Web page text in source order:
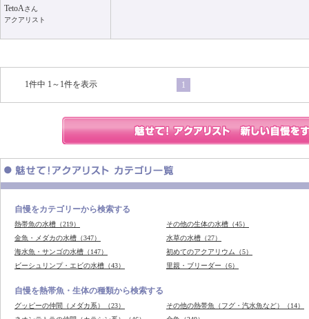
TetoAさん
アクアリスト
1件中 1～1件を表示 1
自慢をカテゴリーから検索する
熱帯魚の水槽（219）
金魚・メダカの水槽（347）
海水魚・サンゴの水槽（147）
ビーシュリンプ・エビの水槽（43）
その他の生体の水槽（45）
水草の水槽（27）
初めてのアクアリウム（5）
里親・ブリーダー（6）
自慢を熱帯魚・生体の種類から検索する
グッピーの仲間（メダカ系）（23）
その他の熱帯魚（フグ・汽水魚など）（14）